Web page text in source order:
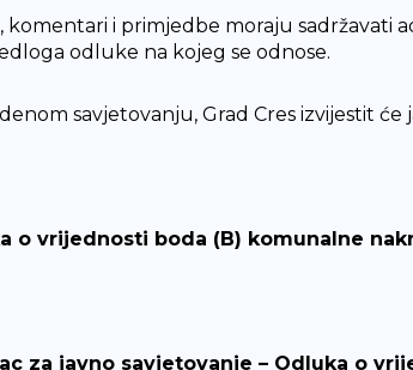
komentari i primjedbe moraju sadržavati
odluke na kojeg se odnose.
savjetovanju, Grad Cres izvijestit
o vrijednosti boda (B) komunalne
za javno savjetovanje – Odluka o